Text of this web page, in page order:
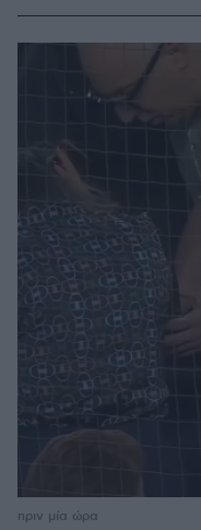
πριν μία ώρα